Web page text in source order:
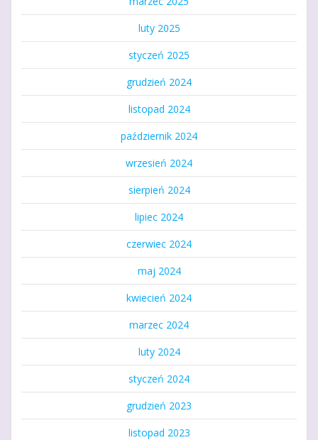
luty 2025
styczeń 2025
grudzień 2024
listopad 2024
październik 2024
wrzesień 2024
sierpień 2024
lipiec 2024
czerwiec 2024
maj 2024
kwiecień 2024
marzec 2024
luty 2024
styczeń 2024
grudzień 2023
listopad 2023